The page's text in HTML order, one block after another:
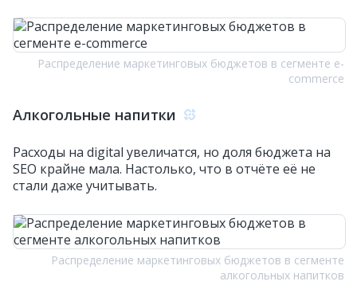
Распределение маркетинговых бюджетов в сегменте e-
commerce
Алкогольные напитки
Расходы на digital увеличатся, но доля бюджета на
SEO крайне мала. Настолько, что в отчёте её не
стали даже учитывать.
Распределение маркетинговых бюджетов в сегменте
алкогольных напитков